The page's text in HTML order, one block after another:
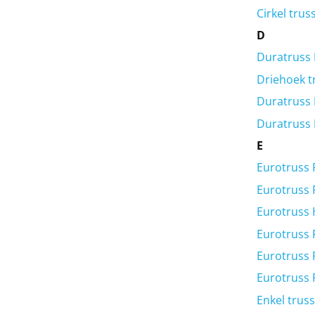
Cirkel truss
D
Duratruss
Driehoek
Duratruss
Duratruss
E
Eurotruss
Eurotruss
Eurotruss
Eurotruss
Eurotruss
Eurotruss
Enkel truss